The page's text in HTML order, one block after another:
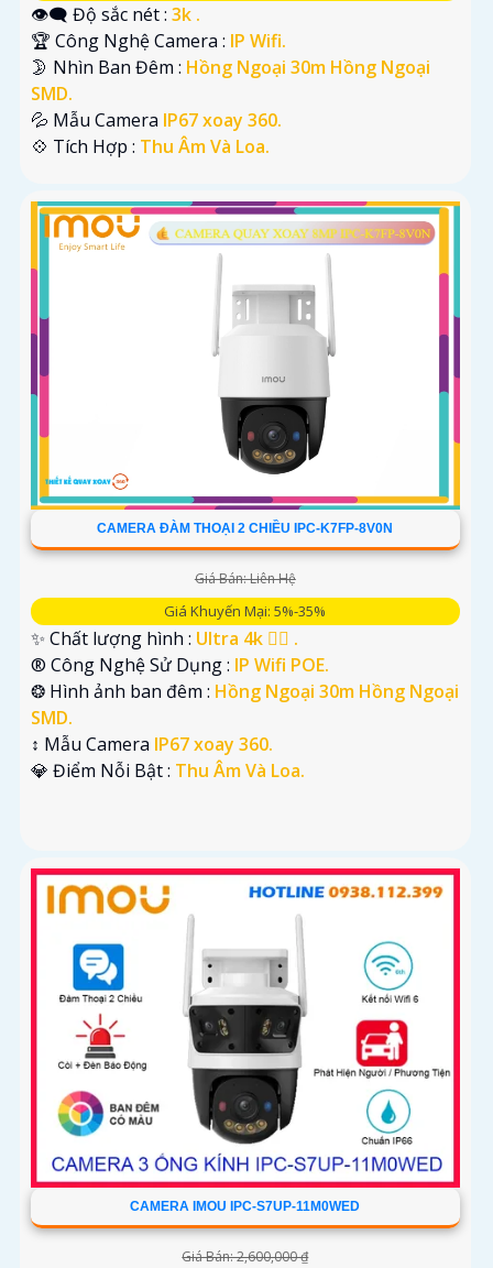
👁️‍🗨 Độ sắc nét : 3k .
🏆 Công Nghệ Camera : IP Wifi.
🌛 Nhìn Ban Đêm : Hồng Ngoại 30m Hồng Ngoại
SMD.
💦 Mẫu Camera IP67 xoay 360.
️💠 Tích Hợp : Thu Âm Và Loa.
CAMERA ĐÀM THOẠI 2 CHIỀU IPC-K7FP-8V0N
Giá Bán: Liên Hệ
Giá Khuyến Mại: 5%-35%
✨ Chất lượng hình : Ultra 4k 👍🏾 .
®️ Công Nghệ Sử Dụng : IP Wifi POE.
❂ Hình ảnh ban đêm : Hồng Ngoại 30m Hồng Ngoại
SMD.
↕️ Mẫu Camera IP67 xoay 360.
️💎 Điểm Nỗi Bật : Thu Âm Và Loa.
CAMERA IMOU IPC-S7UP-11M0WED
Giá Bán: 2,600,000 ₫